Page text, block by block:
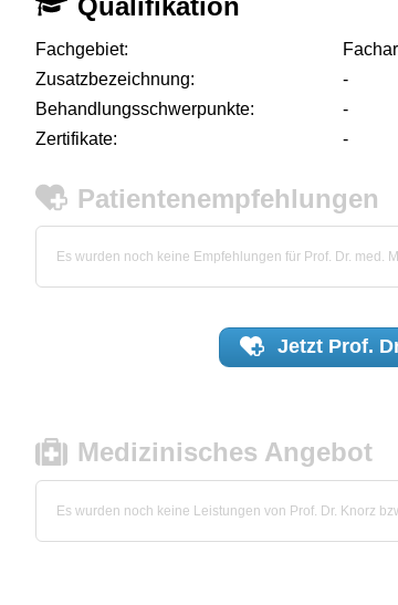
Fachgebiet:
Zusatzbezeichnung:
-
Behandlungsschwerpunkte:
-
Zertifikate:
-
Patientenempfehlungen
Es wurden noch keine Empfehlungen für Prof. Dr. med.
Jetzt Prof.
Medizinisches Angebot
Es wurden noch keine Leistungen von Prof. Dr. Knorz